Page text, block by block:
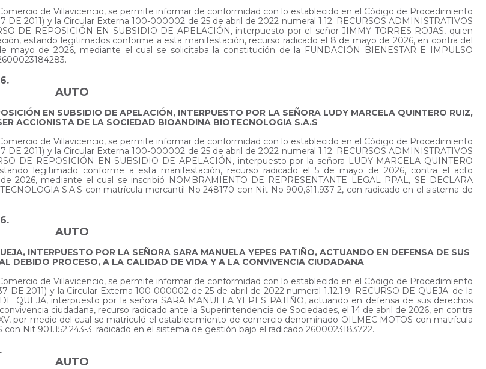
de Villavicencio, se permite informar de conformidad con lo establecido en el Código de Procedimiento
2011) y la Circular Externa 100-000002 de 25 de abril de 2022 numeral 1.12. RECURSOS ADMINISTRATIVOS
DE REPOSICIÓN EN SUBSIDIO DE APELACIÓN, interpuesto por el señor JIMMY TORRES ROJAS, quien
estando legitimados conforme a esta manifestación, recurso radicado el 8 de mayo de 2026, en contra del
de 2026, mediante el cual se solicitaba la constitución de la FUNDACIÓN BIENESTAR E IMPULSO
AUTO
EN SUBSIDIO DE APELACIÓN, INTERPUESTO POR LA SEÑORA LUDY MARCELA QUINTERO RUIZ,
ACCIONISTA DE LA SOCIEDAD BIOANDINA BIOTECNOLOGIA S.A.S
de Villavicencio, se permite informar de conformidad con lo establecido en el Código de Procedimiento
2011) y la Circular Externa 100-000002 de 25 de abril de 2022 numeral 1.12. RECURSOS ADMINISTRATIVOS
DE REPOSICIÓN EN SUBSIDIO DE APELACIÓN, interpuesto por la señora LUDY MARCELA QUINTERO
legitimado conforme a esta manifestación, recurso radicado el 5 de mayo de 2026, contra el acto
2026, mediante el cual se inscribió NOMBRAMIENTO DE REPRESENTANTE LEGAL PPAL, SE DECLARA
S.A.S con matrícula mercantil No 248170 con Nit No 900,611,937-2, con radicado en el sistema de
AUTO
INTERPUESTO POR LA SEÑORA SARA MANUELA YEPES PATIÑO, ACTUANDO EN DEFENSA DE SUS
DEBIDO PROCESO, A LA CALIDAD DE VIDA Y A LA CONVIVENCIA CIUDADANA
de Villavicencio, se permite informar de conformidad con lo establecido en el Código de Procedimiento
2011) y la Circular Externa 100-000002 de 25 de abril de 2022 numeral 1.12.1.9. RECURSO DE QUEJA. de la
QUEJA, interpuesto por la señora SARA MANUELA YEPES PATIÑO, actuando en defensa de sus derechos
ciudadana, recurso radicado ante la Superintendencia de Sociedades, el 14 de abril de 2026, en contra
por medio del cual se matriculó el establecimiento de comercio denominado OILMEC MOTOS con matrícula
Nit 901.152.243-3. radicado en el sistema de gestión bajo el radicado 2600023183722.
AUTO